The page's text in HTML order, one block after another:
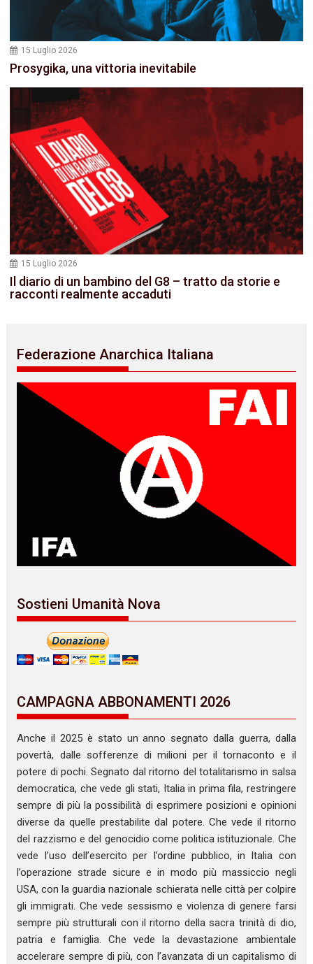
15 Luglio 2026
Prosygika, una vittoria inevitabile
15 Luglio 2026
Il diario di un bambino del G8 – tratto da storie e
racconti realmente accaduti
Federazione Anarchica Italiana
Sostieni Umanità Nova
CAMPAGNA ABBONAMENTI 2026
Anche il 2025 è stato un anno segnato dalla guerra, dalla
povertà, dalle sofferenze di milioni per il tornaconto e il
potere di pochi. Segnato dal ritorno del totalitarismo in salsa
democratica, che vede gli stati, Italia in prima fila, restringere
sempre di più la possibilità di esprimere posizioni e opinioni
diverse da quelle prestabilite dal potere. Che vede il ritorno
del razzismo e del genocidio come politica istituzionale. Che
vede l’uso dell’esercito per l’ordine pubblico, in Italia con
l’operazione strade sicure e in modo più massiccio negli
USA, con la guardia nazionale schierata nelle città per colpire
gli immigrati. Che vede sessismo e violenza di genere farsi
sempre più strutturali con il ritorno della sacra trinità di dio,
patria e famiglia. Che vede la devastazione ambientale
accelerare sempre di più, con l’avanzata di un capitalismo di